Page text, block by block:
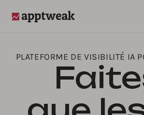
PLATEFORME DE VISIBILITÉ IA